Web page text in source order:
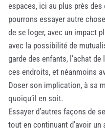
espaces, ici au plus près
pourrons essayer autre
de se loger, avec un impact
avec la possibilité de
garde des enfants, l’achat
ces endroits, et néanmoins
Doser son implication, à sa
quoiqu’il en soit.
Essayer d’autres façons de
tout en continuant d’avoir